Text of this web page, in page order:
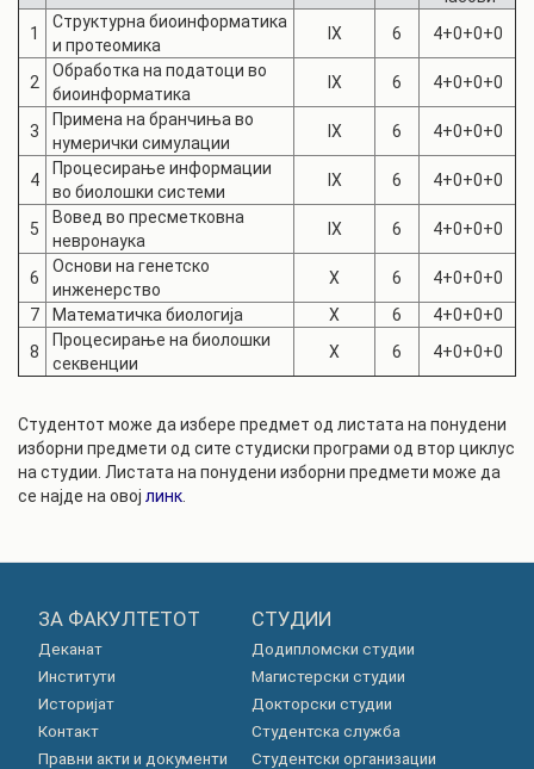
1
Структурна биоинформатика
и протеомика
IX 6 4+0+0+0
2
Обработка на податоци во
биоинформатика
IX 6 4+0+0+0
3
Примена на бранчиња во
нумерички симулации
IX 6 4+0+0+0
4
Процесирање информации
во биолошки системи
IX 6 4+0+0+0
5
Вовед во пресметковна
невронаука
IX 6 4+0+0+0
6
Основи на генетско
инженерство
X 6
4+0+0+0
7
Математичка биологија X 6
4+0+0+0
8
Процесирање на биолошки
секвенции
X 6 4+0+0+0
Студентот може да избере предмет од листата на понудени
изборни предмети од сите студиски програми од втор циклус
на студии. Листата на понудени изборни предмети може да
се најде на овој линк
ЗА ФАКУЛТЕТОТ
Деканат
Институти
Историјат
Контакт
Правни акти и документи
СТУДИИ
Додипломски студии
Магистерски студии
Докторски студии
Студентска служба
Студентски организации